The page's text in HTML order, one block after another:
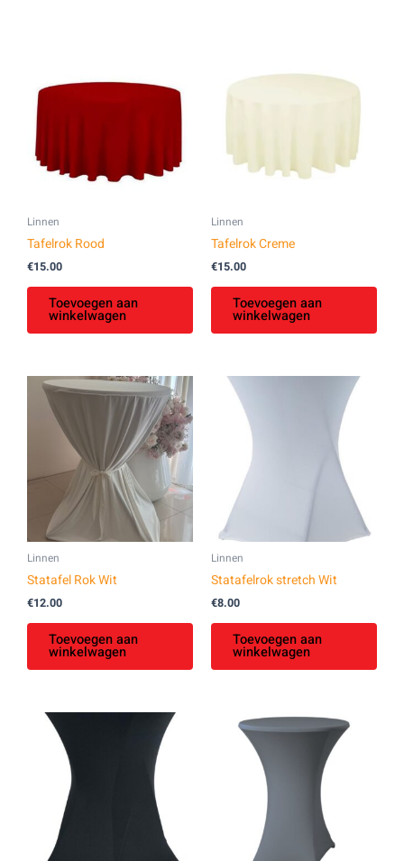
Linnen
Tafelrok Rood
€15.00
Toevoegen aan
winkelwagen
Linnen
Tafelrok Creme
€15.00
Toevoegen aan
winkelwagen
Linnen
Statafel Rok Wit
€12.00
Toevoegen aan
winkelwagen
Linnen
Statafelrok stretch Wit
€8.00
Toevoegen aan
winkelwagen